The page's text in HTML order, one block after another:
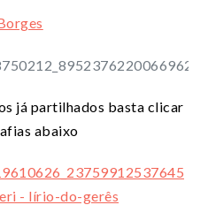
já partilhados basta clicar
abaixo